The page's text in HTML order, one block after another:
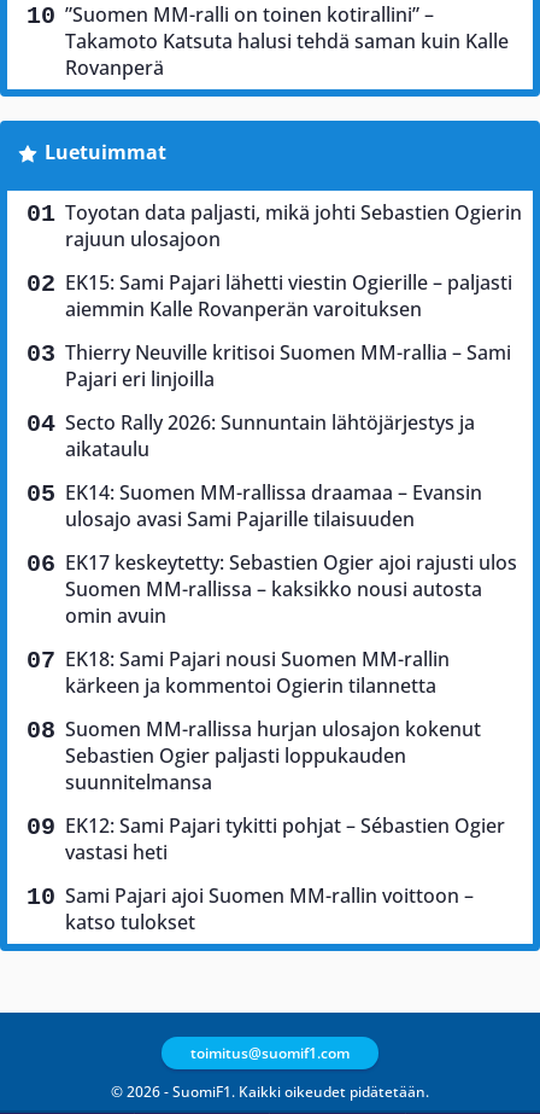
”Suomen MM-ralli on toinen kotirallini” –
Takamoto Katsuta halusi tehdä saman kuin Kalle
Rovanperä
Luetuimmat
Toyotan data paljasti, mikä johti Sebastien Ogierin
rajuun ulosajoon
EK15: Sami Pajari lähetti viestin Ogierille – paljasti
aiemmin Kalle Rovanperän varoituksen
Thierry Neuville kritisoi Suomen MM-rallia – Sami
Pajari eri linjoilla
Secto Rally 2026: Sunnuntain lähtöjärjestys ja
aikataulu
EK14: Suomen MM-rallissa draamaa – Evansin
ulosajo avasi Sami Pajarille tilaisuuden
EK17 keskeytetty: Sebastien Ogier ajoi rajusti ulos
Suomen MM-rallissa – kaksikko nousi autosta
omin avuin
EK18: Sami Pajari nousi Suomen MM-rallin
kärkeen ja kommentoi Ogierin tilannetta
Suomen MM-rallissa hurjan ulosajon kokenut
Sebastien Ogier paljasti loppukauden
suunnitelmansa
EK12: Sami Pajari tykitti pohjat – Sébastien Ogier
vastasi heti
Sami Pajari ajoi Suomen MM-rallin voittoon –
katso tulokset
© 2026 - SuomiF1. Kaikki oikeudet pidätetään.
toimitus@suomif1.com